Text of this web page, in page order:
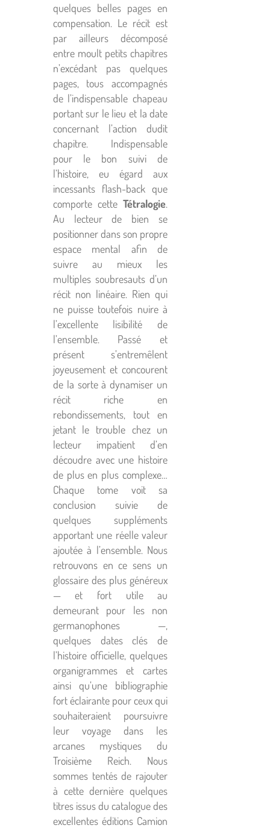
quelques belles pages en
compensation. Le récit est
par ailleurs décomposé
entre moult petits chapitres
n’excédant pas quelques
pages, tous accompagnés
de l’indispensable chapeau
portant sur le lieu et la date
concernant l’action dudit
chapitre. Indispensable
pour le bon suivi de
l’histoire, eu égard aux
incessants flash-back que
comporte cetteTétralogie.
Au lecteur de bien se
positionner dans son propre
espace mental afin de
suivre au mieux les
multiples soubresauts d’un
récit non linéaire. Rien qui
ne puisse toutefois nuire à
l’excellente lisibilité de
l’ensemble. Passé et
présent s’entremêlent
joyeusement et concourent
de la sorte à dynamiser un
récit riche en
rebondissements, tout en
jetant le trouble chez un
lecteur impatient d’en
découdre avec une histoire
de plus en plus complexe…
Chaque tome voit sa
conclusion suivie de
quelques suppléments
apportant une réelle valeur
ajoutée à l’ensemble. Nous
retrouvons en ce sens un
glossaire des plus généreux
— et fort utile au
demeurant pour les non
germanophones —,
quelques dates clés de
l’histoire officielle, quelques
organigrammes et cartes
ainsi qu’une bibliographie
fort éclairante pour ceux qui
souhaiteraient poursuivre
leur voyage dans les
arcanes mystiques du
Troisième Reich. Nous
sommes tentés de rajouter
à cette dernière quelques
titres issus du catalogue des
excellentes éditions Camion